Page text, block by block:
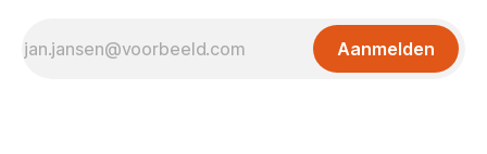
Aanmelden